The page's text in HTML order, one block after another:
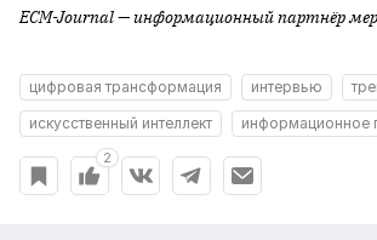
ECM-Journal— информационный партнёр
цифровая трансформация интервью
искусственный интеллект
информационное
2